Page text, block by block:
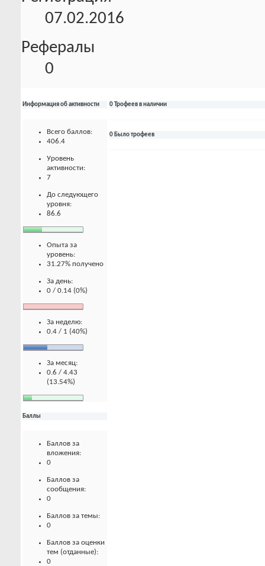
07.02.2016
Рефералы
0
Информация об активности
Всего баллов:
406.4
Уровень
активности:
7
До следующего
уровня:
86.6
Опыта за
уровень:
31.27% получено
За день:
0 / 0.14 (0%)
За неделю:
0.4 / 1 (40%)
За месяц:
0.6 / 4.43
(13.54%)
Баллы
Баллов за
вложения:
0
Баллов за
сообщения:
0
Баллов за темы:
0
Баллов за оценки
тем (отданные):
0
0 Трофеев в наличии
0 Было трофеев